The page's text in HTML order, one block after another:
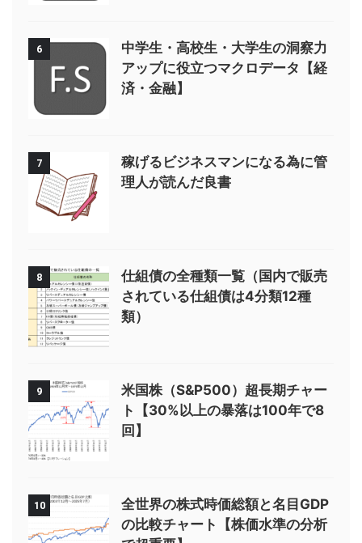
6
中学生・高校生・大学生の洞察力
アップに役立つマクロデータ【経
済・金融】
7
稼げるビジネスマンになる為に管
理人が読んだ良書
8
仕組債の全種類一覧（国内で販売
されている仕組債は4分類12種
類）
9
米国株（S&P500）超長期チャー
ト【30%以上の暴落は100年で8
回】
10
全世界の株式時価総額と名目GDP
の比較チャート【株価水準の分析